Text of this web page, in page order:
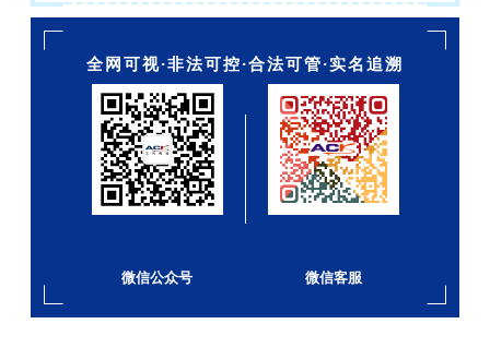
全网可视·非法可控·合法可管·实名追溯
微信公众号 微信客服